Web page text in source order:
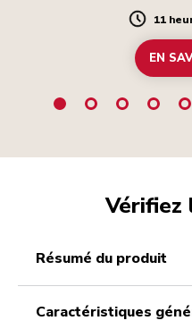
Duration
11
EN
Vérifiez
résumé du produit
caractéristiques